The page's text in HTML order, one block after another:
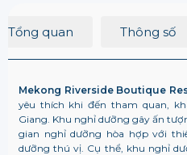
Tổng quan Thông số
Mekong Riverside Boutique
yêu thích khi đến tham quan,
Giang. Khu nghỉ dưỡng gây ấn
gian nghỉ dưỡng hòa hợp với
dưỡng thú vị. Cụ thể, khu nghỉ